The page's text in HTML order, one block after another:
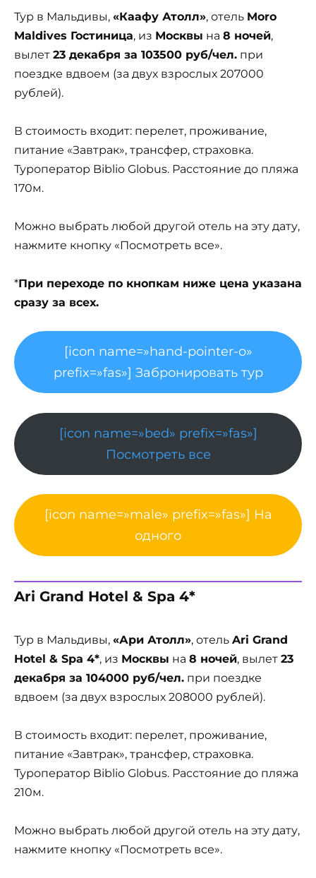
Тур в Мальдивы, «Каафу Атолл», отель Moro
Maldives Гостиница, из Москвы на 8 ночей,
вылет 23 декабря за 103500 руб/чел. при
поездке вдвоем (за двух взрослых 207000
рублей).
В стоимость входит: перелет, проживание,
питание «Завтрак», трансфер, страховка.
Туроператор Biblio Globus. Расстояние до пляжа
170м.
Можно выбрать любой другой отель на эту дату,
нажмите кнопку «Посмотреть все».
*При переходе по кнопкам ниже цена указана
сразу за всех.
[icon name=»hand-pointer-o»
prefix=»fas»] Забронировать тур
[icon name=»bed» prefix=»fas»]
Посмотреть все
[icon name=»male» prefix=»fas»] На
одного
Ari Grand Hotel & Spa 4*
Тур в Мальдивы, «Ари Атолл», отель Ari Grand
Hotel & Spa 4*, из Москвы на 8 ночей, вылет 23
декабря за 104000 руб/чел. при поездке
вдвоем (за двух взрослых 208000 рублей).
В стоимость входит: перелет, проживание,
питание «Завтрак», трансфер, страховка.
Туроператор Biblio Globus. Расстояние до пляжа
210м.
Можно выбрать любой другой отель на эту дату,
нажмите кнопку «Посмотреть все».